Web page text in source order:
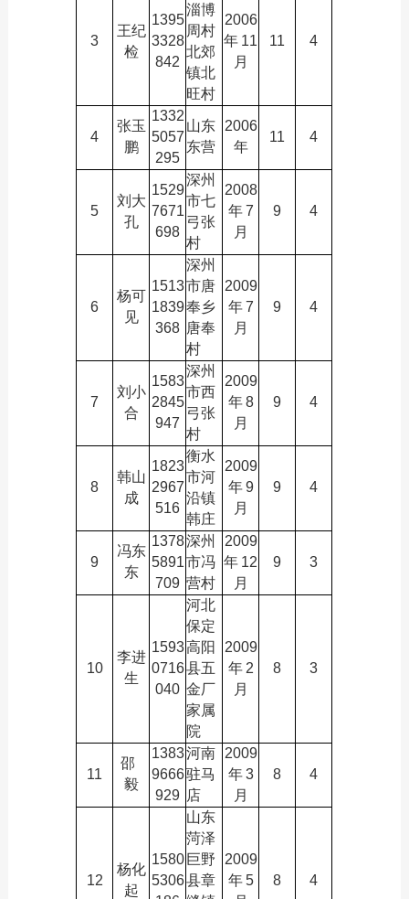
3
王纪
检
1395
3328
842
淄博
周村
北郊
镇北
旺村
2006
年 11
月
11 4
4
张玉
鹏
1332
5057
295
山东
东营
2006
年
11 4
5
刘大
孔
1529
7671
698
深州
市七
弓张
村
2008
年7
月
9 4
6
杨可
见
1513
1839
368
深州
市唐
奉乡
唐奉
村
2009
年7
月
9 4
7
刘小
合
1583
2845
947
深州
市西
弓张
村
2009
年8
月
9 4
8
韩山
成
1823
2967
516
衡水
市河
沿镇
韩庄
2009
年9
月
9 4
9
冯东
东
1378
5891
709
深州
市冯
营村
2009
年 12
月
9 3
10
李进
生
1593
0716
040
河北
保定
高阳
县五
金厂
家属
院
2009
年 2
月
8 3
11
邵
毅
1383
9666
929
河南
驻马
店
2009
年3
月
8 4
12
杨化
起
1580
5306
山东
菏泽
巨野
县章
2009
年5
8 4